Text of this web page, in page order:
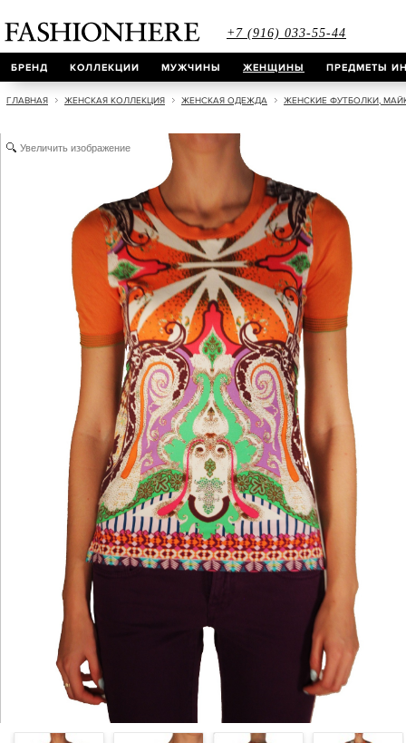
+7 (916) 033-55-44
БРЕНД КОЛЛЕКЦИИ МУЖЧИНЫ ЖЕНЩИНЫ ПРЕДМЕТЫ
ГЛАВНАЯ ЖЕНСКАЯ КОЛЛЕКЦИЯ ЖЕНСКАЯ ОДЕЖДА ЖЕНСКИЕ ФУТБОЛКИ,
Увеличить изображение